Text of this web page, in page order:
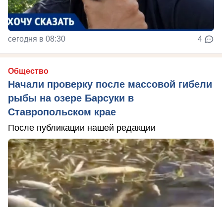
сегодня в 08:30 4
Общество
Начали проверку после массовой гибели
рыбы на озере Барсуки в
Ставропольском крае
После публикации нашей редакции